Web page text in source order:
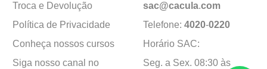
Troca e Devolução
Política de Privacidade
Conheça nossos cursos
Siga nosso canal no
sac@cacula.com
Telefone: 4020-0220
Horário SAC:
Seg. a Sex. 08:30 às